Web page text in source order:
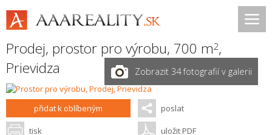
Prodej, prostor pro výrobu, 700 m2,
Prievidza
Zobrazit 34 fotografií v galerii
přidat k oblíbeným poslat
tisk uložit PDF